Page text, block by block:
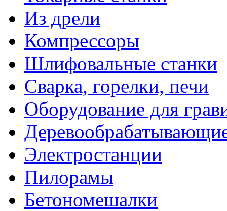
Из дрели
Компрессоры
Шлифовальные станки
Сварка, горелки, печи
Оборудование для
Электростанции
Пилорамы
Бетономешалки